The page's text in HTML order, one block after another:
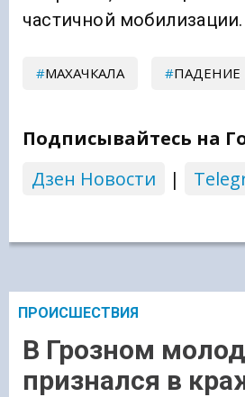
частичной мобилизации.
МАХАЧКАЛА ПАДЕНИЕ
Подписывайтесь на
Дзен Новости
|
ПРОИСШЕСТВИЯ
В Грозном
признался в